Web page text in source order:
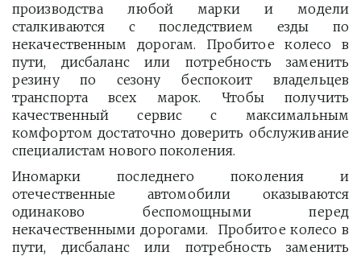
производства любой марки и модели
сталкиваются с последствием езды по
некачественным дорогам. Пробитое колесо в
пути, дисбаланс или потребность заменить
резину по сезону беспокоит владельцев
транспорта всех марок. Чтобы получить
качественный сервис с максимальным
комфортом достаточно доверить обслуживание
специалистам нового поколения.
Иномарки последнего поколения и
отечественные автомобили оказываются
одинаково беспомощными перед
некачественными дорогами. Пробитое колесо в
пути, дисбаланс или потребность заменить